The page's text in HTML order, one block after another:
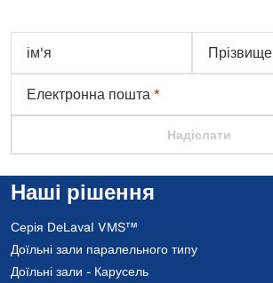
ім'я
Прізвище
Електронна пошта*
Надіслати
Наші рішення
Серія DeLaval VMS™
Доїльні зали паралельного типу
Доїльні зали - Карусель